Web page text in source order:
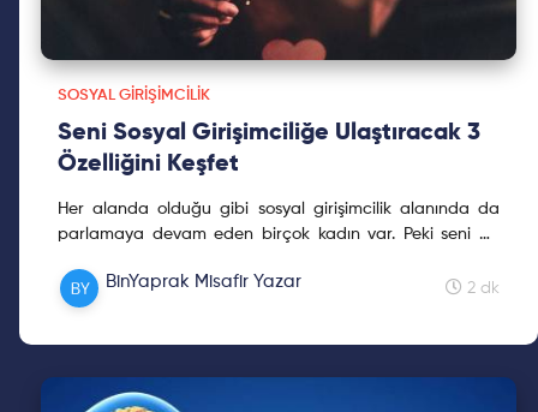
SOSYAL GIRIŞIMCILIK
Seni Sosyal Girişimciliğe Ulaştıracak 3
Özelliğini Keşfet
Her alanda olduğu gibi sosyal girişimcilik alanında da
parlamaya devam eden birçok kadın var. Peki seni de
özellikler ne?BinYaprak Misafir Yazar 2 dk